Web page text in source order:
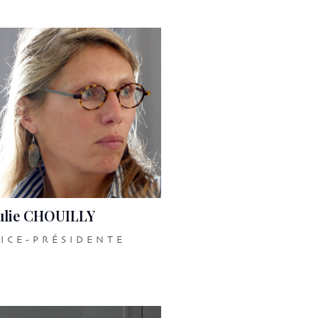
CHOUILLY
PRÉSIDENTE